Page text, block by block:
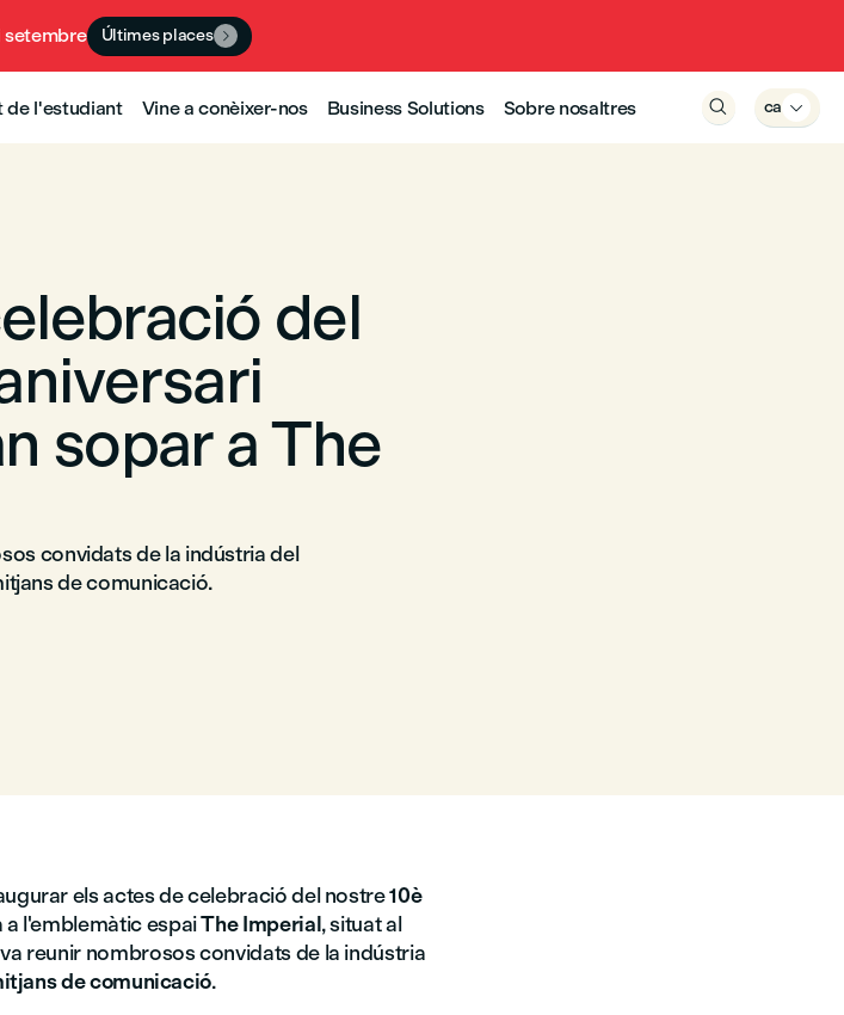
setembre Últimes places 
de l'estudiant Vine a conèixer-nos Business Solutions Sobre nosaltres  ca 
del
sopar a The
convidats de la indústria del
de comunicació.
els actes de celebració del nostre10è
a l'emblemàtic espaiThe Imperial, situat al
reunir nombrosos convidats de la indústria
de comunicació.